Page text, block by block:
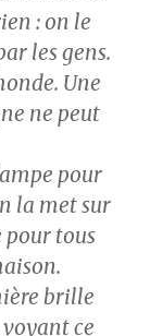
: on le
les gens.
Une
ne peut
pour
la met sur
tous
brille
ce